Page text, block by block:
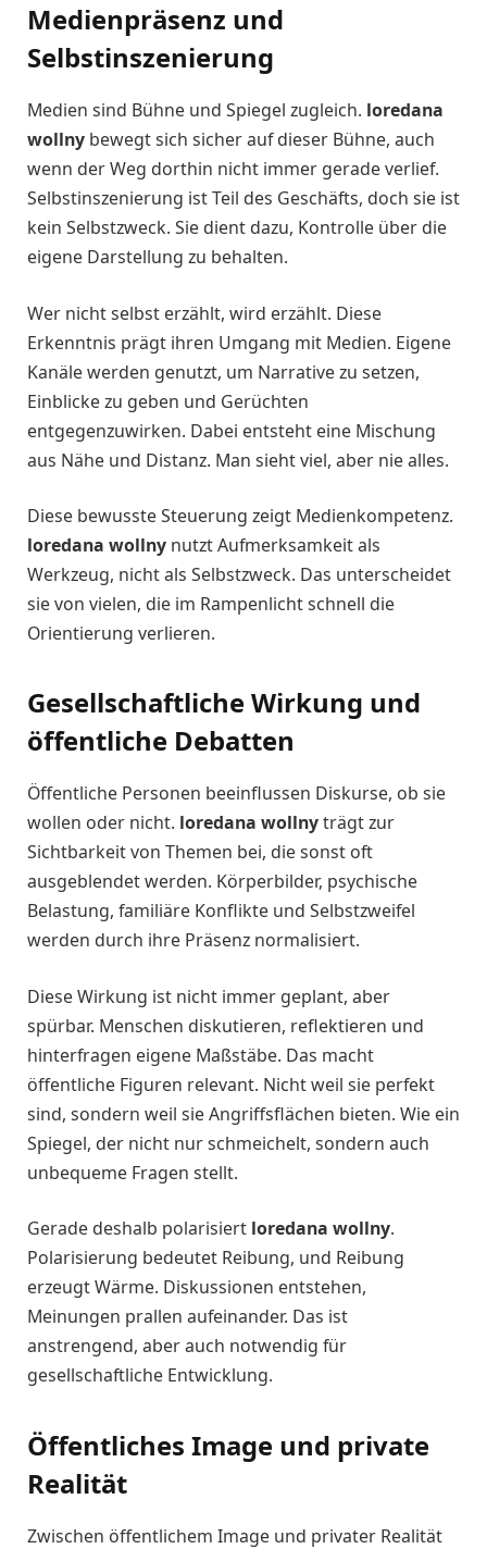
Medienpräsenz und
Selbstinszenierung
Medien sind Bühne und Spiegel zugleich. loredana
wollny bewegt sich sicher auf dieser Bühne, auch
wenn der Weg dorthin nicht immer gerade verlief.
Selbstinszenierung ist Teil des Geschäfts, doch sie ist
kein Selbstzweck. Sie dient dazu, Kontrolle über die
eigene Darstellung zu behalten.
Wer nicht selbst erzählt, wird erzählt. Diese
Erkenntnis prägt ihren Umgang mit Medien. Eigene
Kanäle werden genutzt, um Narrative zu setzen,
Einblicke zu geben und Gerüchten
entgegenzuwirken. Dabei entsteht eine Mischung
aus Nähe und Distanz. Man sieht viel, aber nie alles.
Diese bewusste Steuerung zeigt Medienkompetenz.
loredana wollny nutzt Aufmerksamkeit als
Werkzeug, nicht als Selbstzweck. Das unterscheidet
sie von vielen, die im Rampenlicht schnell die
Orientierung verlieren.
Gesellschaftliche Wirkung und
öffentliche Debatten
Öffentliche Personen beeinflussen Diskurse, ob sie
wollen oder nicht. loredana wollnyträgt zur
Sichtbarkeit von Themen bei, die sonst oft
ausgeblendet werden. Körperbilder, psychische
Belastung, familiäre Konflikte und Selbstzweifel
werden durch ihre Präsenz normalisiert.
Diese Wirkung ist nicht immer geplant, aber
spürbar. Menschen diskutieren, reflektieren und
hinterfragen eigene Maßstäbe. Das macht
öffentliche Figuren relevant. Nicht weil sie perfekt
sind, sondern weil sie Angriffsflächen bieten. Wie ein
Spiegel, der nicht nur schmeichelt, sondern auch
unbequeme Fragen stellt.
Gerade deshalb polarisiert loredana wollny.
Polarisierung bedeutet Reibung, und Reibung
erzeugt Wärme. Diskussionen entstehen,
Meinungen prallen aufeinander. Das ist
anstrengend, aber auch notwendig für
gesellschaftliche Entwicklung.
Öffentliches Image und private
Realität
Zwischen öffentlichem Image und privater Realität